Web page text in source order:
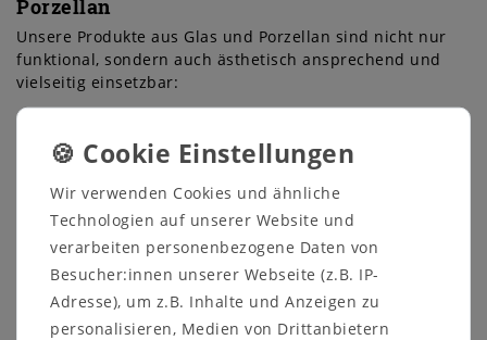
Porzellan
Unsere Produkte aus Glas und Porzellan sind nicht nur
funktional, sondern auch ästhetisch ansprechend und
vielseitig einsetzbar:
in Szene. Transparente Glasvasen und stilvolle
Porzellanschalen bieten die perfekte Bühne für Ihre
Kreationen.
Tischschmuck
: Ob für festliche Anlässe oder den
täglichen Gebrauch – unsere Artikel verleihen Ihrem
Tisch eine besondere Eleganz.
Dekoration: Mit Frischblumen, Trockengestecken
oder dekorativen Elementen gefüllt, werden die
Gefäße zu wahren Hinguckern.
Wir verwenden Cookies und ähnliche
Technologien auf unserer Website und
verarbeiten personenbezogene Daten von
Besucher:innen unserer Webseite (z.B. IP-
Adresse), um z.B. Inhalte und Anzeigen zu
personalisieren, Medien von Drittanbietern